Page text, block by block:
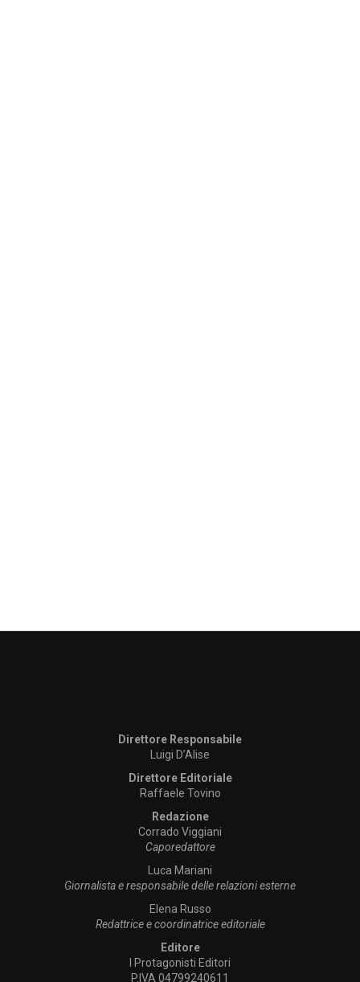
Direttore Responsabile
Luigi D’Alise
Direttore Editoriale
Raffaele Tovino
Redazione
Corrado Viggiani
Caporedattore
Luca Mariani
Giornalista e responsabile delle relazioni esterne
Elena Russo
Redattrice e coordinatrice editoriale
Editore
I Protagonisti Editori
P.IVA 04799240611